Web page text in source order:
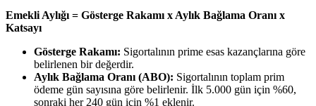
Emekli Aylığı = Gösterge Rakamı x Aylık Bağlama Oranı x
Katsayı
Gösterge Rakamı: Sigortalının prime esas kazançlarına göre
belirlenen bir değerdir.
Aylık Bağlama Oranı (ABO): Sigortalının toplam prim
ödeme gün sayısına göre belirlenir. İlk 5.000 gün için %60,
sonraki her 240 gün için %1 eklenir.